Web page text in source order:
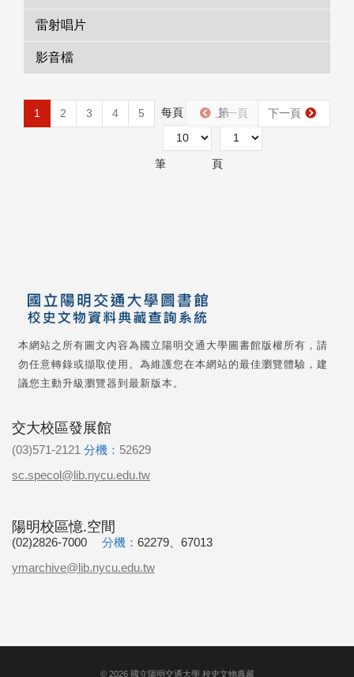
雷射唱片
影音檔
1 2 3 4 5 每頁
筆
第
頁
上一頁 下一頁
本網站之所有圖文內容為國立陽明交通大學圖書館版權所有，請
勿任意轉錄或擷取使用。為維護您在本網站的最佳瀏覽體驗，建
議您主動升級瀏覽器到最新版本。
交大校區發展館
(03)571-2121 分機： 52629
sc.specol@lib.nycu.edu.tw
陽明校區憶.空間
(02)2826-7000 分機： 62279、67013
ymarchive@lib.nycu.edu.tw
© 2026國立陽明交通大學 校史文物典藏